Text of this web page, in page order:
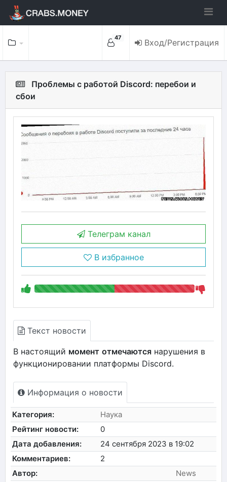
47 Вход/Регистрация
Проблемы с работой Discord: перебои и
сбои
Телеграм канал
В избранное
Текст новости
В настоящий момент отмечаются нарушения в
функционировании платформы Discord.
Информация о новости
Категория:
Наука
Рейтинг новости:
0
Дата добавления:
24 сентября 2023 в 19:02
Комментариев:
2
Автор:
News